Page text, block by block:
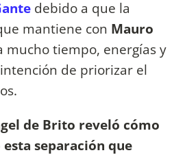
debido a que la
mantiene con Mauro
mucho tiempo, energías y
de priorizar el
de Brito reveló cómo
separación que